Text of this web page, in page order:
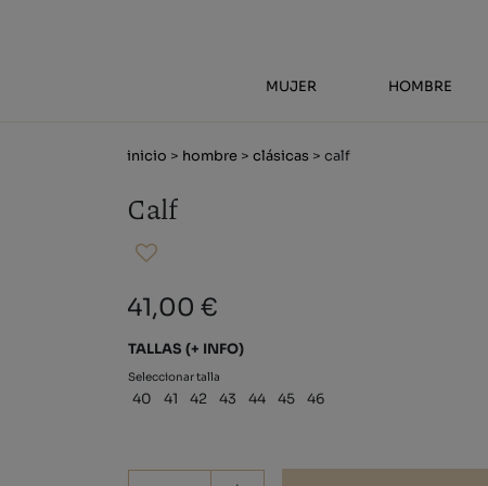
MUJER HOMBRE
inicio > hombre > clásicas > calf
Calf
41,00 €
TALLAS (+ INFO)
Seleccionar talla
40 41 42 43 44 45 46